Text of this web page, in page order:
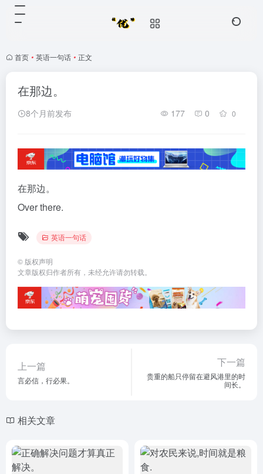
首页 • 英语一句话 • 正文
在那边。
8个月前发布 177 0 0
在那边。
Over there.
英语一句话
© 版权声明
文章版权归作者所有，未经允许请勿转载。
上一篇
言必信，行必果。
下一篇
贵重的船只停留在避风港里的时
间长。
相关文章